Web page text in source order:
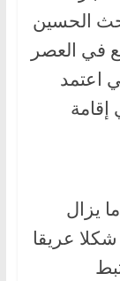
الباحث الحسين
في العصر
اعتمد
يزال
عريقا